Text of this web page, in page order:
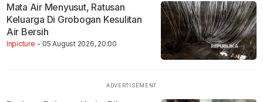
Mata Air Menyusut, Ratusan
Keluarga Di Grobogan Kesulitan
Air Bersih
Inpicture - 05 August 2026, 20:00